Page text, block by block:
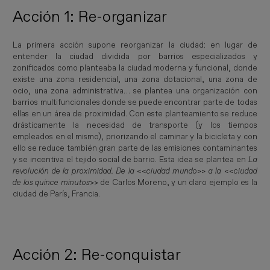
Acción 1: Re-organizar
La primera acción supone reorganizar la ciudad: en lugar de
entender la ciudad dividida por barrios especializados y
zonificados como planteaba la ciudad moderna y funcional, donde
existe una zona residencial, una zona dotacional, una zona de
ocio, una zona administrativa… se plantea una organización con
barrios multifuncionales donde se puede encontrar parte de todas
ellas en un área de proximidad. Con este planteamiento se reduce
drásticamente la necesidad de transporte (y los tiempos
empleados en el mismo), priorizando el caminar y la bicicleta y con
ello se reduce también gran parte de las emisiones contaminantes
y se incentiva el tejido social de barrio. Esta idea se plantea en La
revolución de la proximidad. De la <<ciudad mundo>> a la <<ciudad
de los quince minutos>> de Carlos Moreno, y un claro ejemplo es la
ciudad de París, Francia.
Acción 2: Re-conquistar